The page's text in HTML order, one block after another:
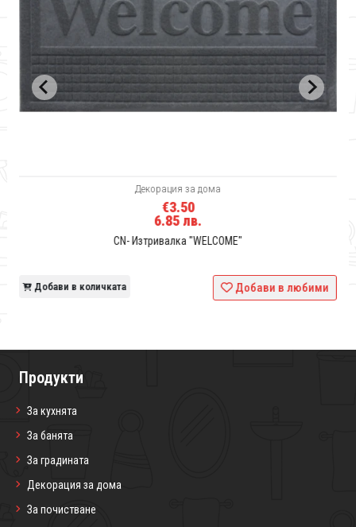
Декорация за дома
€3.50
6.85 лв.
CN- Изтривалка "WELCOME"
Добави в количката Добави в любими
Продукти
За кухнята
За банята
За градината
Декорация за дома
За почистване